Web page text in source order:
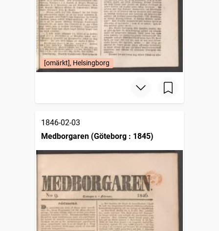
[omärkt], Helsingborg
1846-02-03
Medborgaren (Göteborg : 1845)